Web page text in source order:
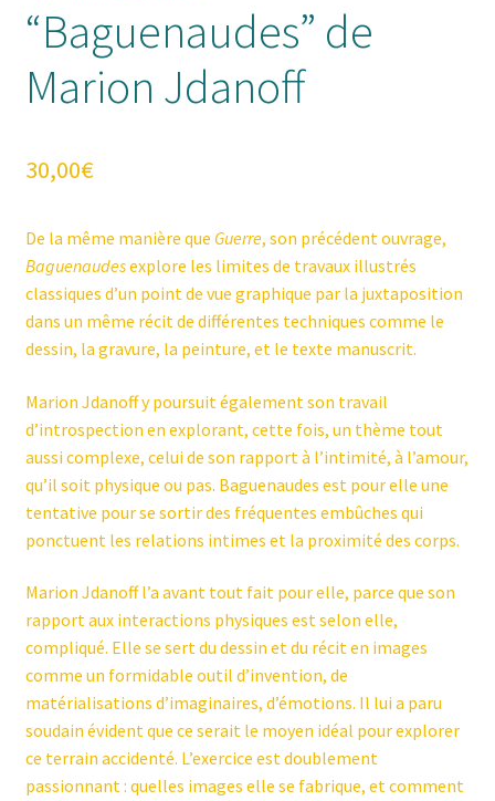
“Baguenaudes” de
Marion Jdanoff
30,00€
De la même manière que Guerre, son précédent ouvrage,
Baguenaudesexplore les limites de travaux illustrés
classiques d’un point de vue graphique par la juxtaposition
dans un même récit de différentes techniques comme le
dessin, la gravure, la peinture, et le texte manuscrit.
Marion Jdanoff y poursuit également son travail
d’introspection en explorant, cette fois, un thème tout
aussi complexe, celui de son rapport à l’intimité, à l’amour,
qu’il soit physique ou pas. Baguenaudes est pour elle une
tentative pour se sortir des fréquentes embûches qui
ponctuent les relations intimes et la proximité des corps.
Marion Jdanoff l’a avant tout fait pour elle, parce que son
rapport aux interactions physiques est selon elle,
compliqué. Elle se sert du dessin et du récit en images
comme un formidable outil d’invention, de
matérialisations d’imaginaires, d’émotions. Il lui a paru
soudain évident que ce serait le moyen idéal pour explorer
ce terrain accidenté. L’exercice est doublement
passionnant : quelles images elle se fabrique, et comment